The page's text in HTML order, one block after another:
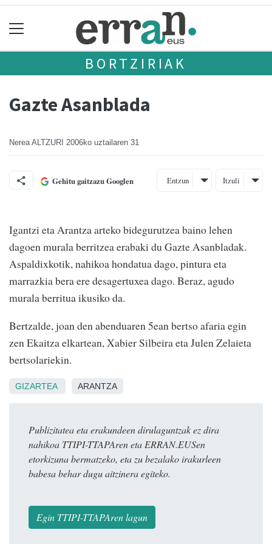
BORTZIRIAK
Gazte Asanblada
Nerea ALTZURI 2006ko uztailaren 31
Gehitu gaitzazu Googlen Entzun Itzuli
Igantzi eta Arantza arteko bidegurutzea baino lehen
dagoen murala berritzea erabaki du Gazte Asanbladak.
Aspaldixkotik, nahikoa hondatua dago, pintura eta
marrazkia bera ere desagertuxea dago. Beraz, agudo
murala berritua ikusiko da.
Bertzalde, joan den abenduaren 5ean bertso afaria egin
zen Ekaitza elkartean, Xabier Silbeira eta Julen Zelaieta
bertsolariekin.
GIZARTEA ARANTZA
Publizitatea eta erakundeen dirulaguntzak ez dira
nahikoa TTIPI-TTAPAren eta ERRAN.EUSen
etorkizuna bermatzeko, eta zu bezalako irakurleen
babesa behar dugu aitzinera egiteko.
Egin TTIPI-TTAPAren lagun